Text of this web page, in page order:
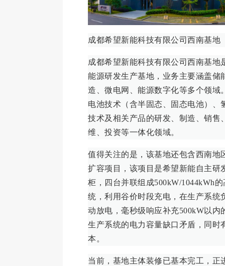
成都希望新能科技有限公司西南基地
成都希望新能科技有限公司西南基地
能源研发生产基地，业务主要涵盖储
造、微电网、能源数字化等多个领域
电池技术（含半固态、固态电池）、
技术及相关产品的研发、制造、销售
维、投资等一体化领域。
值得关注的是，该基地还包含西南地
扩容项目，该项目是希望新能自主研
柜，四台并联组成500kW/1044kWh
统，利用谷价时段充电，在生产系统
动放电，毫秒级响应补充500kW以内
生产系统的电力容量缺口矛盾，同时
本。
当前，基地主体装修已基本完工，正